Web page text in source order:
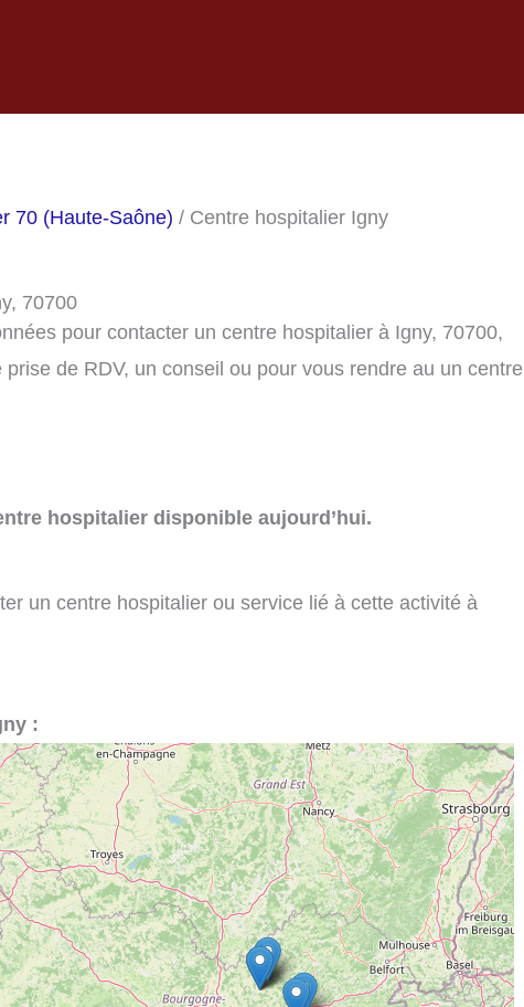
70 (Haute-Saône) / Centre hospitalier Igny
70700
pour contacter un centre hospitalier à Igny, 70700,
de RDV, un conseil ou pour vous rendre au un centre
hospitalier disponible aujourd’hui.
un centre hospitalier ou service lié à cette activité à
: